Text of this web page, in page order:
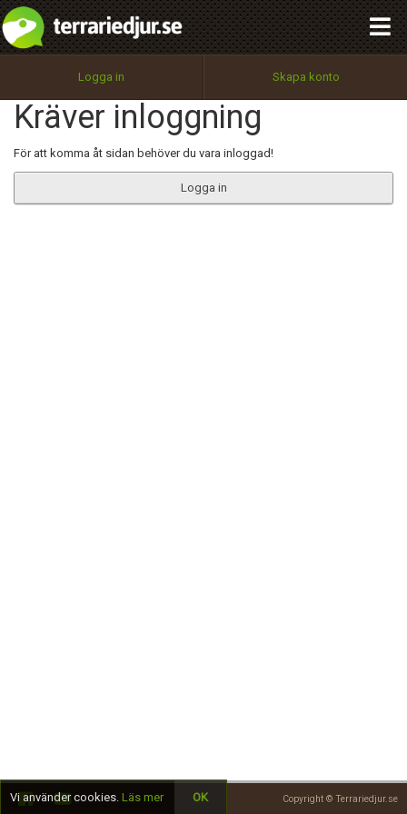
Logga in Skapa konto
Kräver inloggning
För att komma åt sidan behöver du vara inloggad!
Logga in
Copyright © Terrariedjur.se
Utför
100%
OK
integritetspolicy
Namn:
Epost:
Begär nytt lösenord
Tillbaka till förstasidan
Vi använder cookies. Läs mer OK